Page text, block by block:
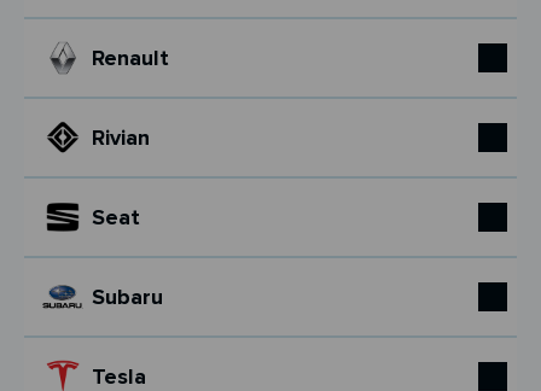
Renault
Rivian
Seat
Subaru
Tesla